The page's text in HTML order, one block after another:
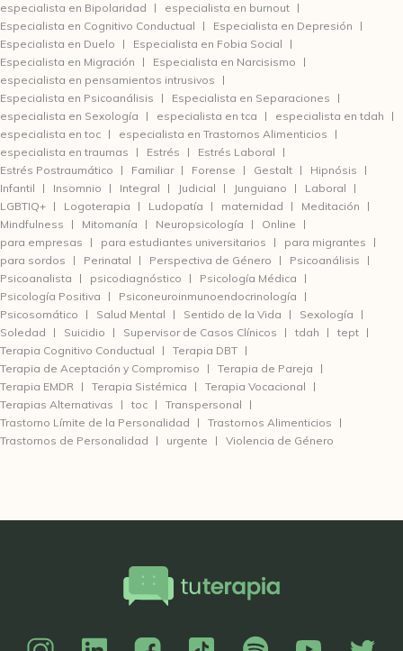
especialista en Bipolaridad
especialista en burnout
Especialista en Cognitivo Conductual
Especialista en Depresión
Especialista en Duelo
Especialista en Fobia Social
Especialista en Migración
Especialista en Narcisismo
especialista en pensamientos intrusivos
Especialista en Psicoanálisis
Especialista en Separaciones
especialista en Sexología
especialista en tca
especialista en tdah
especialista en toc
especialista en Trastornos Alimenticios
especialista en traumas
Estrés
Estrés Laboral
Estrés Postraumático
Familiar Forense Gestalt
Hipnósis
Infantil
Insomnio Integral Judicial Junguiano
Laboral
LGBTIQ+
Logoterapia Ludopatía maternidad
Meditación
Mindfulness
Mitomanía Neuropsicología
Online
para empresas
para estudiantes universitarios
para migrantes
para sordos
Perinatal Perspectiva de Género
Psicoanálisis
Psicoanalista
psicodiagnóstico
Psicología Médica
Psicología Positiva
Psiconeuroinmunoendocrinología
Psicosomático
Salud Mental Sentido de la Vida
Sexología
Soledad
Suicidio Supervisor de Casos Clínicos tdah
tept
Terapia Cognitivo Conductual
Terapia DBT
Terapia de Aceptación y Compromiso
Terapia de Pareja
Terapia EMDR
Terapia Sistémica
Terapia Vocacional
Terapias Alternativas
toc
Transpersonal
Trastorno Límite de la Personalidad
Trastornos Alimenticios
Trastornos de Personalidad
urgente Violencia de Género